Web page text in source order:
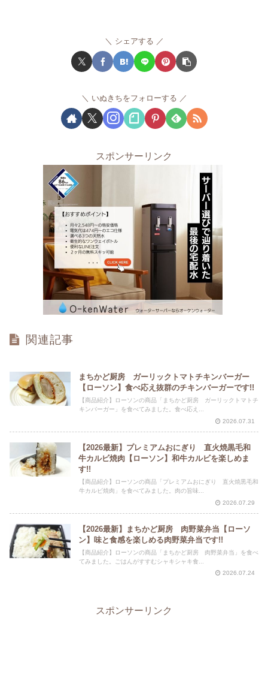
シェアする
いぬきちをフォローする
スポンサーリンク
関連記事
まちかど厨房 ガーリックトマトチキンバーガー
【ローソン】食べ応え抜群のチキンバーガーです!!
【商品紹介】ローソンの商品「まちかど厨房 ガーリックトマトチ
キンバーガー」を食べてみました。食べ応え...
2026.07.31
【2026最新】プレミアムおにぎり 直火焼黒毛和
牛カルビ焼肉【ローソン】和牛カルビを楽しめま
す!!
【商品紹介】ローソンの商品「プレミアムおにぎり 直火焼黒毛和
牛カルビ焼肉」を食べてみました。肉の旨味...
2026.07.29
【2026最新】まちかど厨房 肉野菜弁当【ローソ
ン】味と食感を楽しめる肉野菜弁当です!!
【商品紹介】ローソンの商品「まちかど厨房 肉野菜弁当」を食べ
てみました。ごはんがすすむシャキシャキ食...
2026.07.24
スポンサーリンク